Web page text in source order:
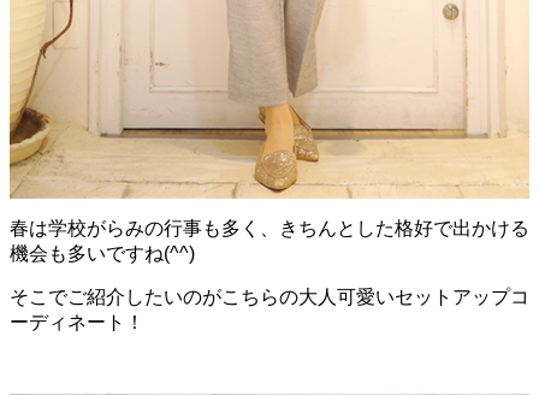
春は学校がらみの行事も多く、きちんとした格好で出かける
機会も多いですね(^^)
そこでご紹介したいのがこちらの大人可愛いセットアップコ
ーディネート！